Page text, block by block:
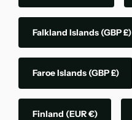
Falkland Islands (GBP £)
Faroe Islands (GBP £)
Finland (EUR €)